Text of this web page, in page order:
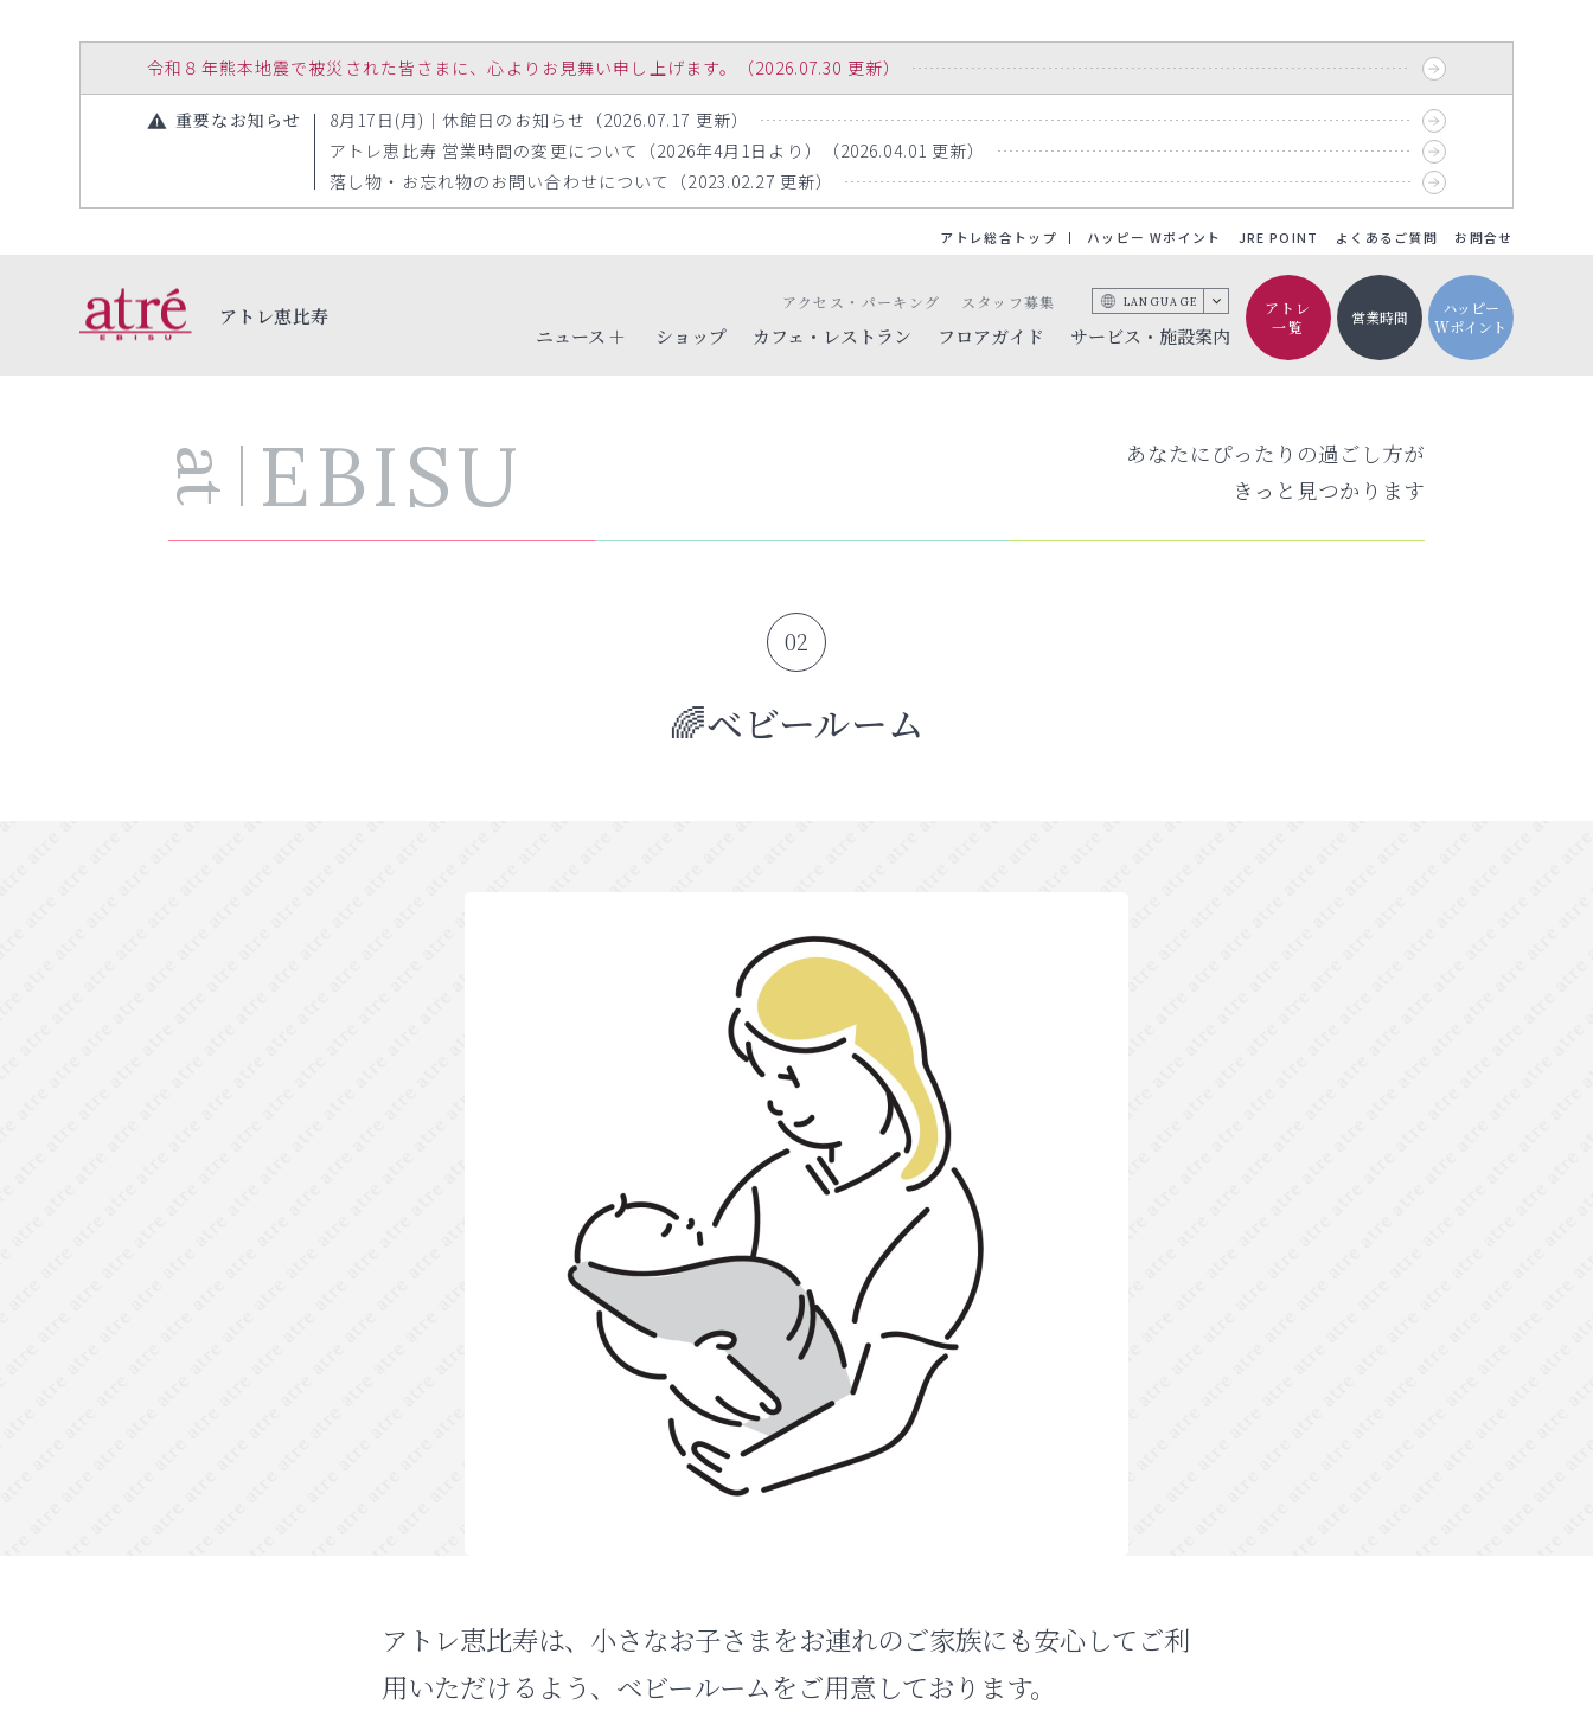
令和８年熊本地震で被災された皆さまに、心よりお見舞い申し上げます。（2026.07.30 更新）
重要なお知らせ
8月17日(月)｜休館日のお知らせ（2026.07.17 更新）
アトレ恵比寿 営業時間の変更について（2026年4月1日より）（2026.04.01 更新）
落し物・お忘れ物のお問い合わせについて（2023.02.27 更新）
アトレ総合トップ ハッピー Wポイント JRE POINT よくあるご質問 お問合せ
アトレ恵比寿
ニュース
ショップ カフェ・レストラン フロアガイド サービス・施設案内
アクセス・パーキング スタッフ募集 LANGUAGE
アトレ
一覧
営業時間
ハッピー
Wポイント
at EBISU
あなたにぴったりの過ごし方が
きっと見つかります
02
🌈ベビールーム
アトレ恵比寿は、小さなお子さまをお連れのご家族にも安心してご利
用いただけるよう、ベビールームをご用意しております。